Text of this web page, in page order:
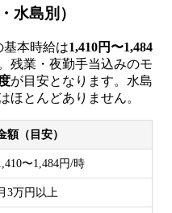
水島別）
基本時給は1,410円〜1,484
残業・夜勤手当込みのモ
が目安となります。水島
ほとんどありません。
額（目安）
〜1,484円/時
3万円以上